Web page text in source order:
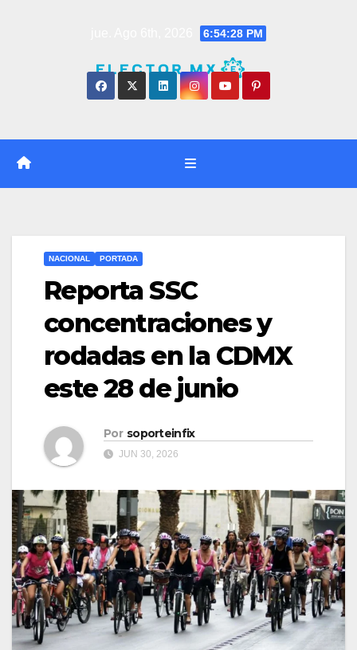
6:54:29 PM
NACIONAL PORTADA
Reporta SSC
concentraciones y
rodadas en la CDMX
este 28 de junio
Por soporteinfix
JUN 30, 2026